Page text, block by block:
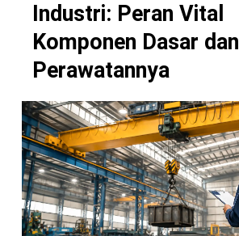
Industri: Peran Vital
Komponen Dasar dan
Perawatannya